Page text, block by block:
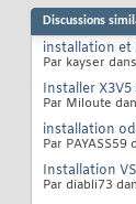
Discussions
installation et
Par kayser
Installer
Par Miloute
installation
Par
Installation
Par diabli73